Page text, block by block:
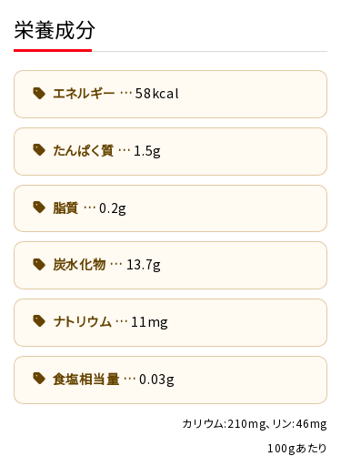
栄養成分
エネルギー 58kcal
たんぱく質 1.5g
脂質 0.2g
炭水化物 13.7g
ナトリウム 11mg
食塩相当量 0.03g
カリウム:210mg、リン:46mg
100gあたり